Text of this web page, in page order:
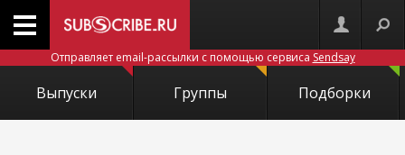
Отправляет email-рассылки с помощью сервиса Sendsay
Выпуски Группы Подборки